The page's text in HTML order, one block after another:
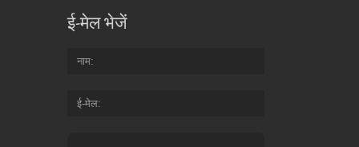
ई-मेल भेजें
नाम
ई-मेल